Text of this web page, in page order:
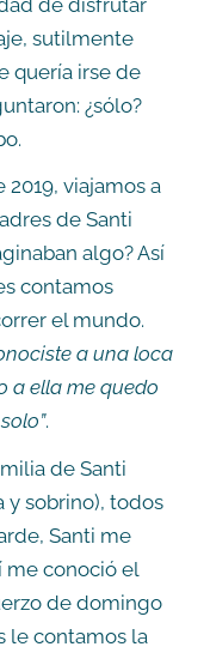
sutilmente
quería irse de
¿sólo?
viajamos a
de Santi
algo? Así
contamos
el mundo.
a una loca
a ella me quedo
.
de Santi
y sobrino), todos
Santi me
me conoció el
de domingo
le contamos la